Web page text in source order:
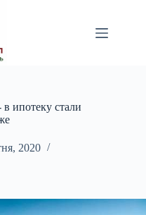
ипотеку стали
2020